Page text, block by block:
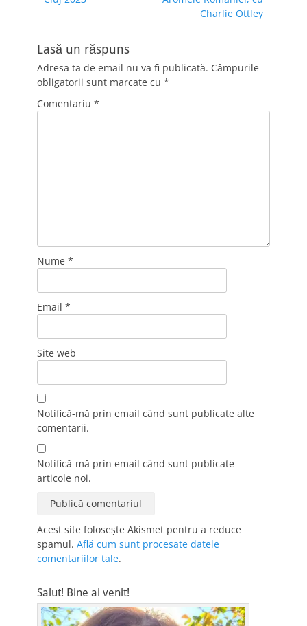
Charlie Ottley
Lasă un răspuns
Adresa ta de email nu va fi publicată. Câmpurile
obligatorii sunt marcate cu *
Comentariu *
Nume *
Email *
Site web
Notifică-mă prin email când sunt publicate alte
comentarii.
Notifică-mă prin email când sunt publicate
articole noi.
Acest site folosește Akismet pentru a reduce
spamul. Află cum sunt procesate datele
comentariilor tale.
Salut! Bine ai venit!